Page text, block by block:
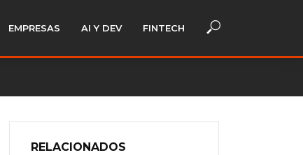
EMPRESAS AI Y DEV FINTECH
RELACIONADOS